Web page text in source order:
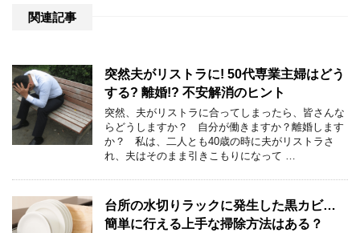
関連記事
突然夫がリストラに! 50代専業主婦はどう
する? 離婚!? 不安解消のヒント
突然、夫がリストラに合ってしまったら、皆さんな
らどうしますか？ 自分が働きますか？離婚します
か？ 私は、二人とも40歳の時に夫がリストラさ
れ、夫はそのまま引きこもりになって …
台所の水切りラックに発生した黒カビ…
簡単に行える上手な掃除方法はある？